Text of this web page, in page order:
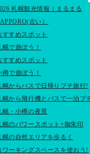
札幌観光情報｜まるまる
古い）
すすめスポット
幌で遊ぼう！
すすめスポット
樽で遊ぼう！
幌からバスで日帰りプチ旅行!
幌から飛行機とバスで一泊プ
幌・小樽の夜景
幌のパワースポット+御朱印
幌の自然エリアを歩るく
ワーキングスペースを使おう!